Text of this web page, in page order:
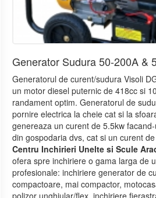
Generator Sudura 50-200A &
Generatorul de curent/sudura Visoli
un motor diesel puternic de 418cc si
randament optim. Generatorul de
pornire electrica la cheie cat si la
genereaza un curent de 5.5kw
din gospodaria dvs, cat si un curent
Centru Inchirieri Unelte si Scule
ofera spre inchiriere o gama larga de
profesionale: inchiriere generator de
compactoare, mai compactor,
polizor unghiular/flex, inchiriere